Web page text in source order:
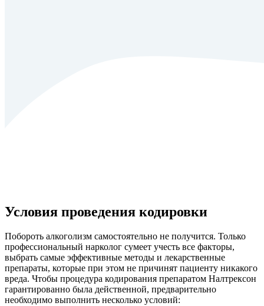
Условия проведения кодировки
Побороть алкоголизм самостоятельно не получится. Только
профессиональный нарколог сумеет учесть все факторы,
выбрать самые эффективные методы и лекарственные
препараты, которые при этом не причинят пациенту никакого
вреда. Чтобы процедура кодирования препаратом Налтрексон
гарантированно была действенной, предварительно
необходимо выполнить несколько условий: